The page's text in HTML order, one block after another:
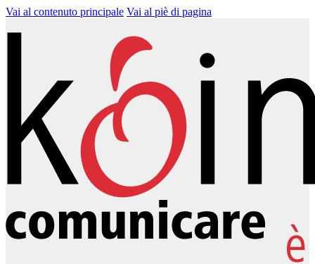
Vai al contenuto principale Vai al piè di pagina